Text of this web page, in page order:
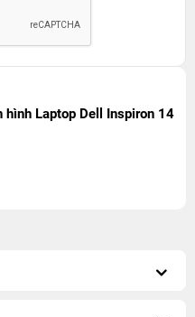
hình Laptop Dell Inspiron 14